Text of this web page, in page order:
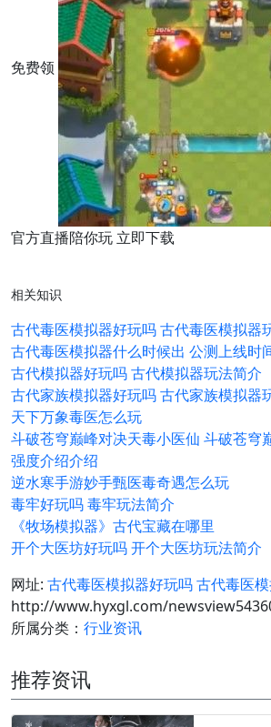
免费领
官方直播陪你玩 立即下载
相关知识
古代毒医模拟器好玩吗 古代毒医模拟器
古代毒医模拟器什么时候出 公测上线时
古代模拟器好玩吗 古代模拟器玩法简介
古代家族模拟器好玩吗 古代家族模拟器
天下万象毒医怎么玩
斗破苍穹巅峰对决天毒小医仙 斗破苍穹
强度介绍介绍
逆水寒手游妙手甄医毒奇遇怎么玩
毒牢好玩吗 毒牢玩法简介
《牧场模拟器》古代宝藏在哪里
开个大医坊好玩吗 开个大医坊玩法简介
网址: 古代毒医模拟器好玩吗 古代毒医
http://www.hyxgl.com/
所属分类： 行业资讯
推荐资讯